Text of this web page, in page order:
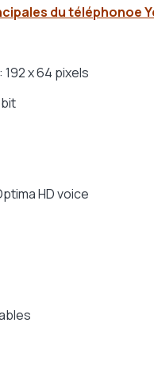
du téléphonoe
x 64 pixels
HD voice